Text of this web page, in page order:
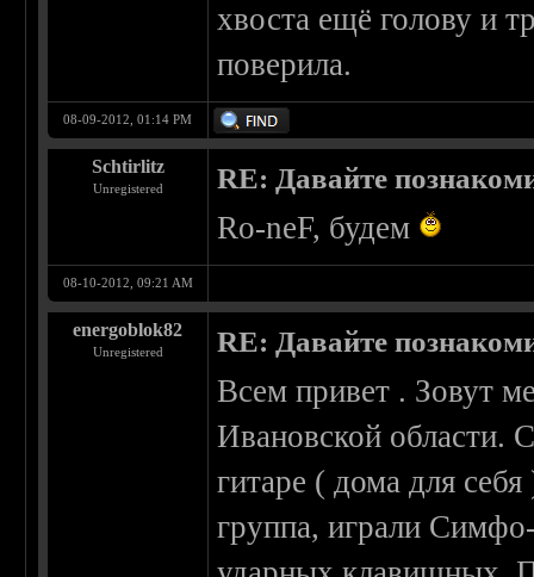
хвоста ещё голову и
поверила.
08-09-2012, 01:14 PM
Schtirlitz
Unregistered RE: Давайте
Ro-neF, будем
08-10-2012, 09:21 AM
energoblok82
Unregistered RE: Давайте
Всем привет . Зовут
Ивановской области.
гитаре ( дома для
группа, играли